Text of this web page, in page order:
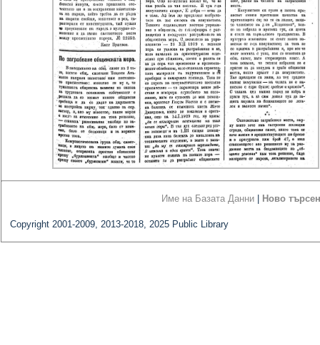
Име на Базата Данни Ново
Copyright 2001-2009, 2013-2018, 2025 Public Library